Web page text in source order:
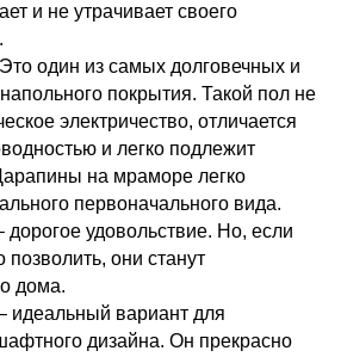
и не утрачивает своего
один из самых долговечных и
покрытия. Такой пол не
электричество, отличается
и легко подлежит
на мраморе легко
первоначального вида.
удовольствие. Но, если
они станут
дома.
вариант для
дизайна. Он прекрасно